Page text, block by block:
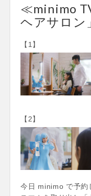
≪minimo
ヘアサロ
【1】
【2】
今日 minimo で予約